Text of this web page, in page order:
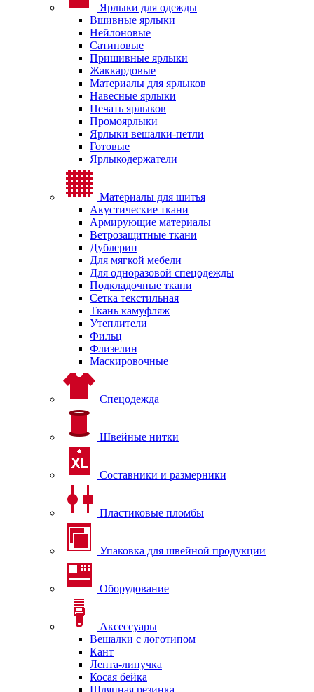
Ярлыки для одежды
Вшивные ярлыки
Нейлоновые
Сатиновые
Пришивные ярлыки
Жаккардовые
Материалы для ярлыков
Навесные ярлыки
Печать ярлыков
Промоярлыки
Ярлыки вешалки-петли
Готовые
Ярлыкодержатели
Материалы для шитья
Акустические ткани
Армирующие материалы
Ветрозащитные ткани
Дублерин
Для мягкой мебели
Для одноразовой спецодежды
Подкладочные ткани
Сетка текстильная
Ткань камуфляж
Утеплители
Фильц
Флизелин
Маскировочные
Спецодежда
Швейные нитки
Составники и размерники
Пластиковые пломбы
Упаковка для швейной продукции
Оборудование
Аксессуары
Вешалки с логотипом
Кант
Лента-липучка
Косая бейка
Шляпная резинка